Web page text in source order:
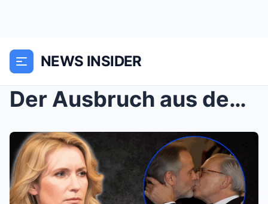
NEWS INSIDER
Der Ausbruch aus dem goldenen Käfig: Maria Furtwän...